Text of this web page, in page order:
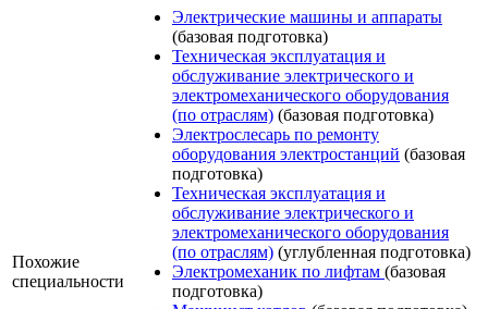
Похожие
специальности
Электрические машины и аппараты
(базовая подготовка)
Техническая эксплуатация и
обслуживание электрического и
электромеханического оборудования
(по отраслям) (базовая подготовка)
Электрослесарь по ремонту
оборудования электростанций (базовая
подготовка)
Техническая эксплуатация и
обслуживание электрического и
электромеханического оборудования
(по отраслям) (углубленная подготовка)
Электромеханик по лифтам (базовая
подготовка)